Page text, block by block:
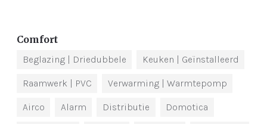
Comfort
Beglazing | Driedubbele Keuken | Geïnstalleerd
Raamwerk | PVC Verwarming | Warmtepomp
Airco Alarm Distributie Domotica